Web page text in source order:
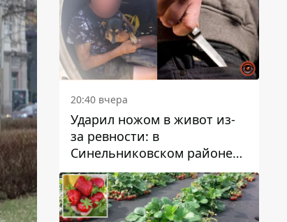
20:40 вчера
Ударил ножом в живот из-
за ревности: в
Синельниковском районе
задержали 49-летнего
мужчину за убийство